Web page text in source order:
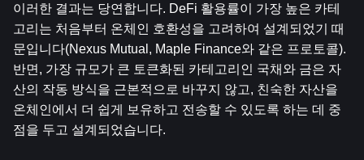
이러한 결과는 당연합니다. DeFi 활용률이 가장 높은 카테
고리는 처음부터 온체인 호환성을 고려하여 설계되었기 때
문입니다(Nexus Mutual, Maple Finance와 같은 프로토콜).
반면, 가장 규모가 큰 토큰화된 카테고리인 국채와 금은 자
산의 작동 방식을 근본적으로 바꾸지 않고, 친숙한 자산을
온체인에서 더 쉽게 보유하고 전송할 수 있도록 하는 데 중
점을 두고 설계되었습니다.